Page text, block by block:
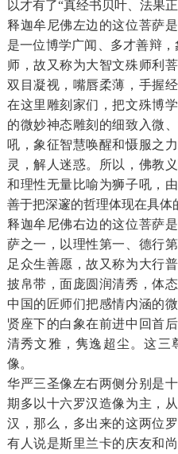
以才有了“真经书贝叶、法果正
释迦牟尼佛左边的这位菩萨
是一位博学广闻、多才善辩
师，故又称为大智文殊师利
双目凝视，嘴唇柔薄，手握
在这里雕刻家们，把文殊博
的微妙神态雕刻的细致入微
吼，象征智慧唤醒和慑服之
灵，解人迷惑。所以，佛教
和理性无量比喻为狮子吼，
善于把深邃的哲理体现在具体
释迦牟尼佛右边的这位菩萨
萨之一，以理性第一、德行
足众生善愿，故又称为大行
披帛带，面庞圆润清秀，体
中国的匠师们把感情内涵的
贤座下的白象在前进中回首
清秀文雅，隽逸超尘。这三
像。
华严三圣像左右两侧分别是
期多以十六罗汉造像为主，
汉，那么，多出来的这两位
有人说是斯里兰卡的庆友和